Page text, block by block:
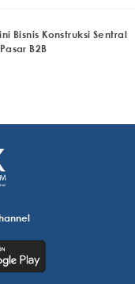
Bisnis Konstruksi Sentral
B2B